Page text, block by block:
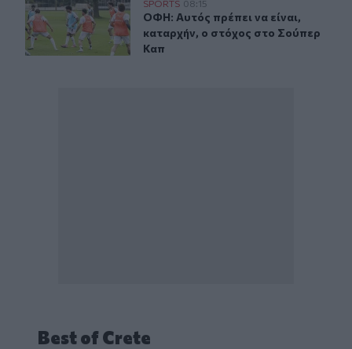
ΟΦΗ: Αυτός πρέπει να είναι, καταρχήν, ο στόχος στο
SPORTS 08:15
ΟΦΗ: Αυτός πρέπει να είναι,
ΟΦΗ: Αυτός πρέπει να είναι,
καταρχήν, ο στόχος στο Σούπερ
Καπ
Best of Crete